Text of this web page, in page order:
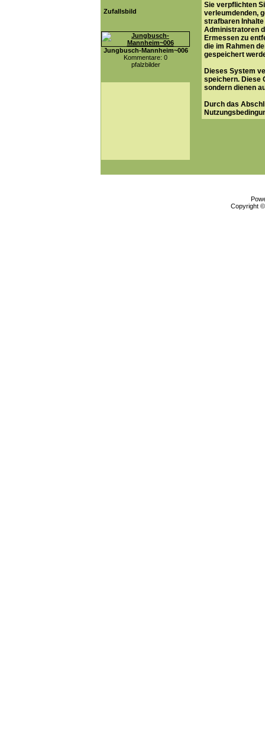
Zufallsbild
Jungbusch-Mannheim~006
Kommentare: 0
pfalzbilder
Sie verpflichten
verleumdenden,
strafbaren
Administratoren
Ermessen zu
die im Rahmen
gespeichert
Dieses System
speichern. Diese
sondern dienen
Durch das
Copyright